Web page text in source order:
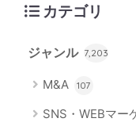
カテゴリ
ジャンル 7,203
M&A 107
SNS・WEBマー